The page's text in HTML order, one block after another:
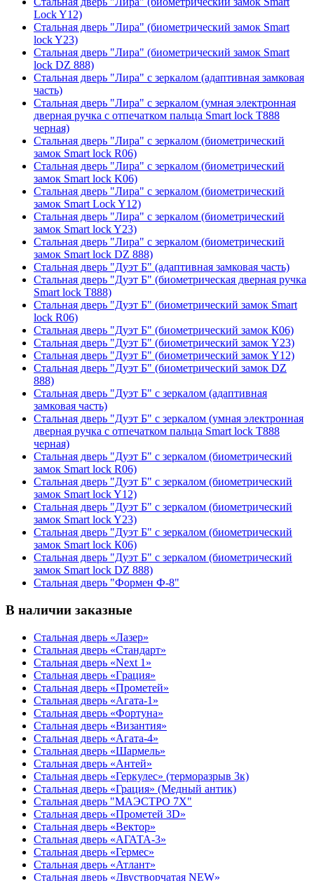
Lock Y12)
Стальная дверь "Лира" (биометрический замок Smart
lock Y23)
Стальная дверь "Лира" (биометрический замок Smart
lock DZ 888)
Стальная дверь "Лира" с зеркалом (адаптивная замковая
часть)
Стальная дверь "Лира" с зеркалом (умная электронная
дверная ручка с отпечатком пальца Smart lock T888
черная)
Стальная дверь "Лира" с зеркалом (биометрический
замок Smart lock R06)
Стальная дверь "Лира" с зеркалом (биометрический
замок Smart lock K06)
Стальная дверь "Лира" с зеркалом (биометрический
замок Smart Lock Y12)
Стальная дверь "Лира" с зеркалом (биометрический
замок Smart lock Y23)
Стальная дверь "Лира" с зеркалом (биометрический
замок Smart lock DZ 888)
Стальная дверь "Дуэт Б" (адаптивная замковая часть)
Стальная дверь "Дуэт Б" (биометрическая дверная ручка
Smart lock T888)
Стальная дверь "Дуэт Б" (биометрический замок Smart
lock R06)
Стальная дверь "Дуэт Б" (биометрический замок К06)
Стальная дверь "Дуэт Б" (биометрический замок Y23)
Стальная дверь "Дуэт Б" (биометрический замок Y12)
Стальная дверь "Дуэт Б" (биометрический замок DZ
888)
Стальная дверь "Дуэт Б" с зеркалом (адаптивная
замковая часть)
Стальная дверь "Дуэт Б" с зеркалом (умная электронная
дверная ручка с отпечатком пальца Smart lock T888
черная)
Стальная дверь "Дуэт Б" с зеркалом (биометрический
замок Smart lock R06)
Стальная дверь "Дуэт Б" с зеркалом (биометрический
замок Smart lock Y12)
Стальная дверь "Дуэт Б" с зеркалом (биометрический
замок Smart lock Y23)
Стальная дверь "Дуэт Б" с зеркалом (биометрический
замок Smart lock К06)
Стальная дверь "Дуэт Б" с зеркалом (биометрический
замок Smart lock DZ 888)
Стальная дверь "Формен Ф-8"
В наличии заказные
Стальная дверь «Лазер»
Стальная дверь «Стандарт»
Стальная дверь «Next 1»
Стальная дверь «Гpация»
Стальная дверь «Прометей»
Стальная дверь «Агата-1»
Стальная дверь «Фортуна»
Стальная дверь «Византия»
Стальная дверь «Агата-4»
Стальная дверь «Шармель»
Стальная дверь «Антей»
Стальная дверь «Геркулес» (терморазрыв 3к)
Стальная дверь «Грация» (Медный антик)
Стальная дверь "МАЭСТРО 7Х"
Стальная дверь «Прометей 3D»
Стальная дверь «Вектор»
Стальная дверь «АГАТА-3»
Стальная дверь «Гермес»
Стальная дверь «Атлант»
Стальная дверь «Двустворчатая NEW»